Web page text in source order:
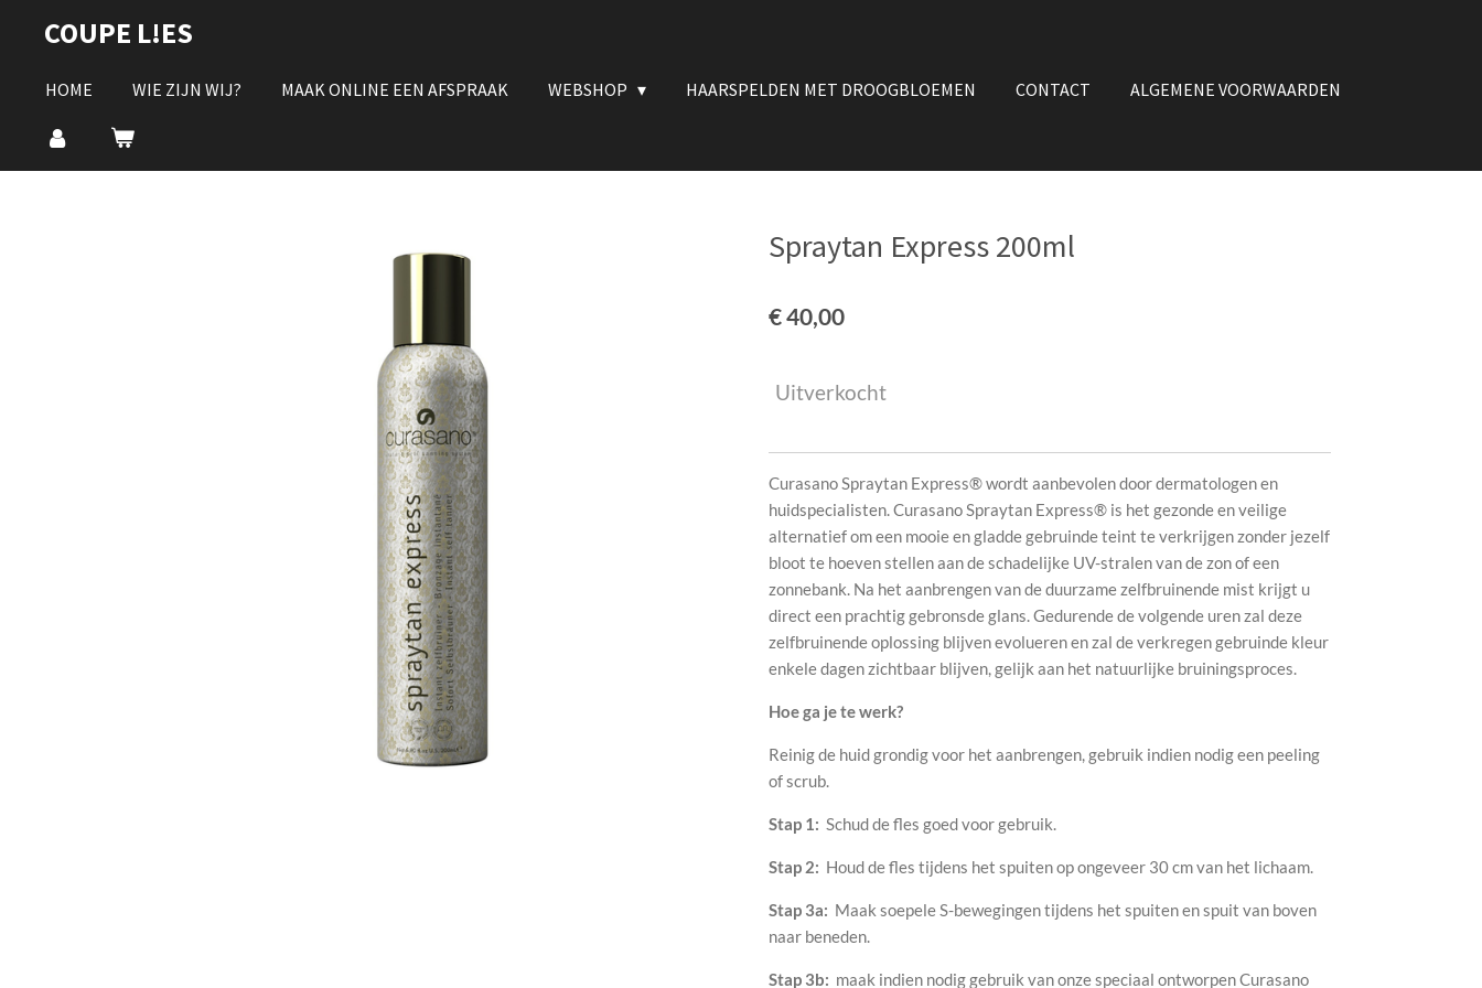
direct
hoofdinhoud
COUPE L!ES
HOME WIE ZIJN WIJ? MAAK ONLINE EEN AFSPRAAK WEBSHOP HAARSPELDEN MET DROOGBLOEMEN CONTACT ALGEMENE VOORWAARDEN
Spraytan Express 200ml
€ 40,00
Uitverkocht
Curasano Spraytan Express® wordt aanbevolen door dermatologen en
huidspecialisten.Curasano Spraytan Express® is het gezonde en veilige
alternatief om een ​​mooie en gladde gebruinde teint te verkrijgen zonder jezelf
bloot te hoeven stellen aan de schadelijke UV-stralen van de zon of een
zonnebank. Na het aanbrengen van de duurzame zelfbruinende mist krijgt u
direct een prachtig gebronsde glans.Gedurende de volgende uren zal deze
zelfbruinende oplossing blijven evolueren en zal de verkregen gebruinde kleur
enkele dagen zichtbaar blijven, gelijk aan het natuurlijke bruiningsproces.
Hoe ga je te werk?
Reinig de huid grondig voor het aanbrengen, gebruik indien nodig een peeling
of scrub.
Stap 1: Schud de fles goed voor gebruik.
Stap 2: Houd de fles tijdens het spuiten op ongeveer 30 cm van het lichaam.
Stap 3a: Maak soepele S-bewegingen tijdens het spuiten en spuit van boven
naar beneden.
Stap 3b: maak indien nodig gebruik van onze speciaal ontworpen Curasano